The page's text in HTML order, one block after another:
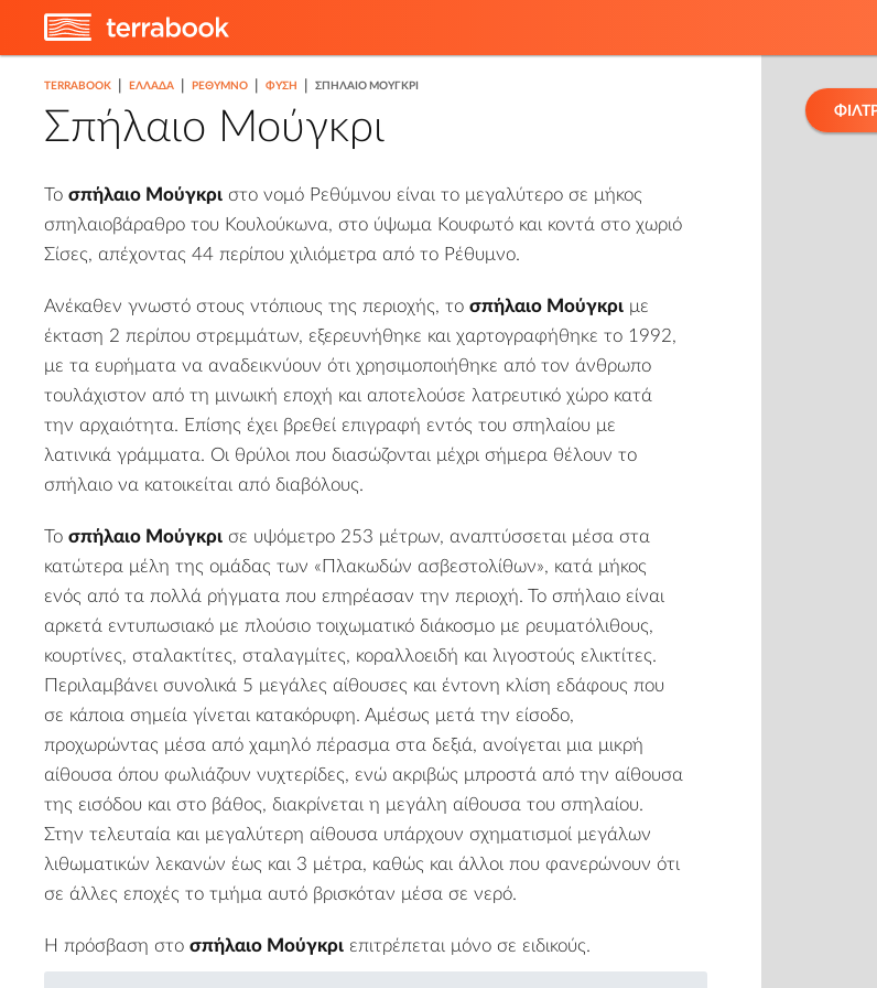
TERRABOOK ΕΛΛΑΔΑ ΡΈΘΥΜΝΟ ΦΎΣΗ ΣΠΉΛΑΙΟ ΜΟΎΓΚΡΙ
Σπήλαιο Μούγκρι
Το σπήλαιο Μούγκρι στο νομό Ρεθύμνου είναι το μεγαλύτερο σε μήκος
σπηλαιοβάραθρο του Κουλούκωνα, στο ύψωμα Κουφωτό και κοντά στο χωριό
Σίσες, απέχοντας 44 περίπου χιλιόμετρα από το Ρέθυμνο.
Ανέκαθεν γνωστό στους ντόπιους της περιοχής, το σπήλαιο Μούγκρι με
έκταση 2 περίπου στρεμμάτων, εξερευνήθηκε και χαρτογραφήθηκε το 1992,
με τα ευρήματα να αναδεικνύουν ότι χρησιμοποιήθηκε από τον άνθρωπο
τουλάχιστον από τη μινωική εποχή και αποτελούσε λατρευτικό χώρο κατά
την αρχαιότητα. Επίσης έχει βρεθεί επιγραφή εντός του σπηλαίου με
λατινικά γράμματα. Οι θρύλοι που διασώζονται μέχρι σήμερα θέλουν το
σπήλαιο να κατοικείται από διαβόλους.
Το σπήλαιο Μούγκρι σε υψόμετρο 253 μέτρων, αναπτύσσεται μέσα στα
κατώτερα μέλη της ομάδας των «Πλακωδών ασβεστολίθων», κατά μήκος
ενός από τα πολλά ρήγματα που επηρέασαν την περιοχή. Το σπήλαιο είναι
αρκετά εντυπωσιακό με πλούσιο τοιχωματικό διάκοσμο με ρευματόλιθους,
κουρτίνες, σταλακτίτες, σταλαγμίτες, κοραλλοειδή και λιγοστούς ελικτίτες.
Περιλαμβάνει συνολικά 5 μεγάλες αίθουσες και έντονη κλίση εδάφους που
σε κάποια σημεία γίνεται κατακόρυφη. Αμέσως μετά την είσοδο,
προχωρώντας μέσα από χαμηλό πέρασμα στα δεξιά, ανοίγεται μια μικρή
αίθουσα όπου φωλιάζουν νυχτερίδες, ενώ ακριβώς μπροστά από την αίθουσα
της εισόδου και στο βάθος, διακρίνεται η μεγάλη αίθουσα του σπηλαίου.
Στην τελευταία και μεγαλύτερη αίθουσα υπάρχουν σχηματισμοί μεγάλων
λιθωματικών λεκανών έως και 3 μέτρα, καθώς και άλλοι που φανερώνουν ότι
σε άλλες εποχές το τμήμα αυτό βρισκόταν μέσα σε νερό.
Η πρόσβαση στο σπήλαιο Μούγκρι επιτρέπεται μόνο σε ειδικούς.